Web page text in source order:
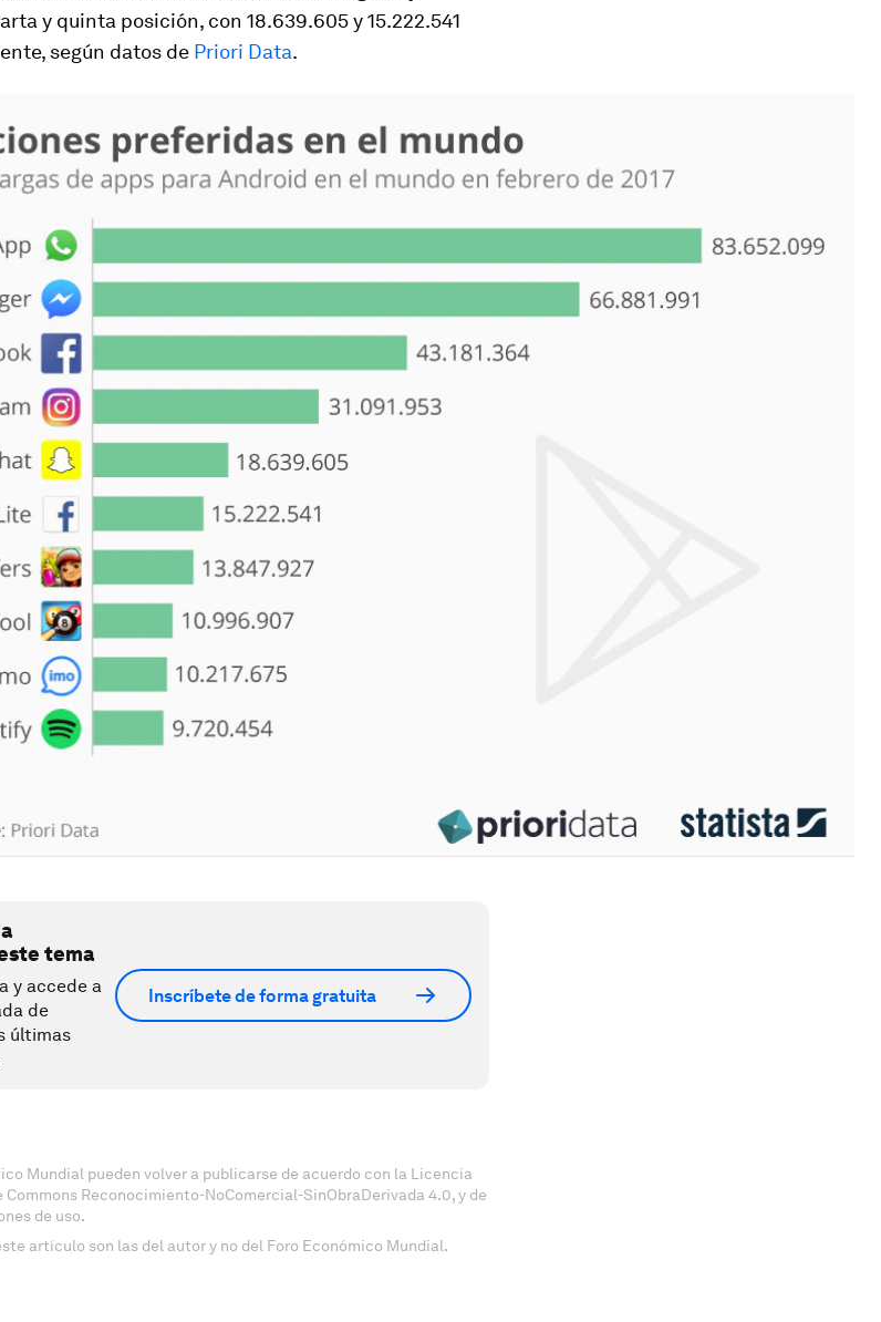
y quinta posición, con 18.639.605 y 15.222.541
según datos de Priori Data.
tema
y accede a
de
últimas
Inscríbete de forma gratuita
Mundial pueden volver a publicarse de acuerdo con la Licencia
Reconocimiento-NoComercial-SinObraDerivada 4.0, y de
de uso.
artículo son las del autor y no del Foro Económico Mundial.